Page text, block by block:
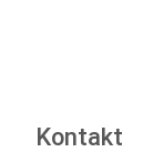
Kontakt